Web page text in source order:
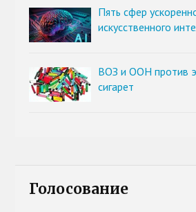
Пять сфер
искусственного
ВОЗ и ООН против
сигарет
Голосование